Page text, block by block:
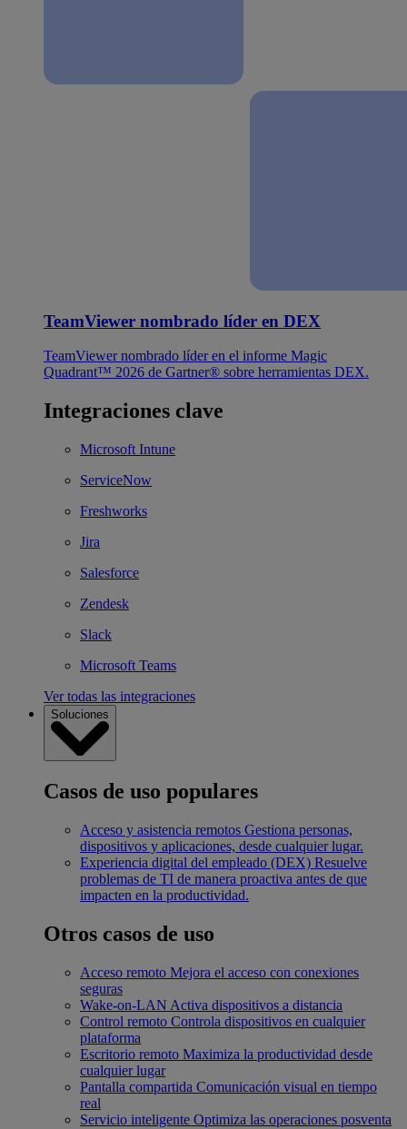
TeamViewer nombrado líder en DEX
TeamViewer nombrado líder en el informe Magic
Quadrant™ 2026 de Gartner® sobre herramientas DEX.
Integraciones clave
Microsoft Intune
ServiceNow
Freshworks
Jira
Salesforce
Zendesk
Slack
Microsoft Teams
Ver todas las integraciones
Soluciones
Casos de uso populares
Acceso y asistencia remotos Gestiona personas,
dispositivos y aplicaciones, desde cualquier lugar.
Experiencia digital del empleado (DEX) Resuelve
problemas de TI de manera proactiva antes de que
impacten en la productividad.
Otros casos de uso
Acceso remoto Mejora el acceso con conexiones
seguras
Wake-on-LAN Activa dispositivos a distancia
Control remoto Controla dispositivos en cualquier
plataforma
Escritorio remoto Maximiza la productividad desde
cualquier lugar
Pantalla compartida Comunicación visual en tiempo
real
Servicio inteligente Optimiza las operaciones posventa